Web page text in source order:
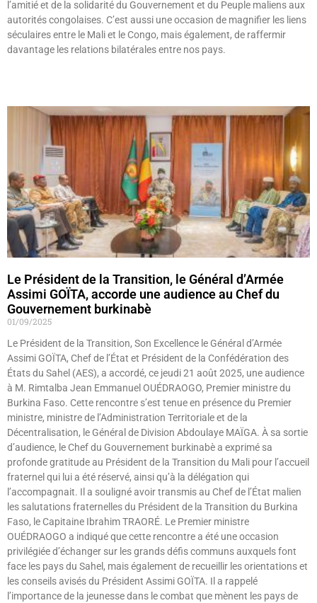
l’amitié et de la solidarité du Gouvernement et du Peuple maliens aux
autorités congolaises. C’est aussi une occasion de magnifier les liens
séculaires entre le Mali et le Congo, mais également, de raffermir
davantage les relations bilatérales entre nos pays.
Le Président de la Transition, le Général d’Armée
Assimi GOÏTA, accorde une audience au Chef du
Gouvernement burkinabè
01/09/2025
Le Président de la Transition, Son Excellence le Général d’Armée
Assimi GOÏTA, Chef de l’État et Président de la Confédération des
États du Sahel (AES), a accordé, ce jeudi 21 août 2025, une audience
à M. Rimtalba Jean Emmanuel OUÉDRAOGO, Premier ministre du
Burkina Faso. Cette rencontre s’est tenue en présence du Premier
ministre, ministre de l’Administration Territoriale et de la
Décentralisation, le Général de Division Abdoulaye MAÏGA. À sa sortie
d’audience, le Chef du Gouvernement burkinabè a exprimé sa
profonde gratitude au Président de la Transition du Mali pour l’accueil
fraternel qui lui a été réservé, ainsi qu’à la délégation qui
l’accompagnait. Il a souligné avoir transmis au Chef de l’État malien
les salutations fraternelles du Président de la Transition du Burkina
Faso, le Capitaine Ibrahim TRAORÉ. Le Premier ministre
OUÉDRAOGO a indiqué que cette rencontre a été une occasion
privilégiée d’échanger sur les grands défis communs auxquels font
face les pays du Sahel, mais également de recueillir les orientations et
les conseils avisés du Président Assimi GOÏTA. Il a rappelé
l’importance de la jeunesse dans le combat que mènent les pays de